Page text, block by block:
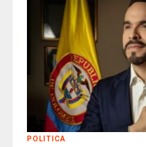
POLITICA